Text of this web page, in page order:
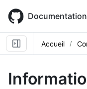
main
content
Accueil